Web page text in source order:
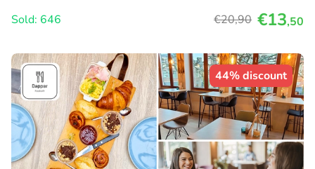
Sold: 646
€20,90 €13,50
44% discount